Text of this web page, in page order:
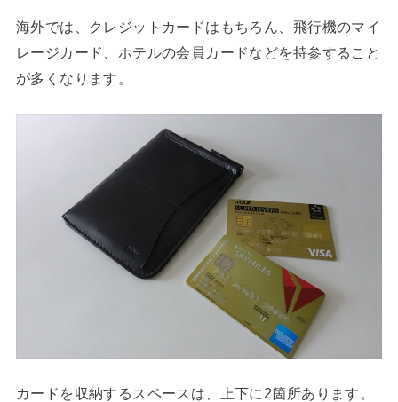
海外では、クレジットカードはもちろん、飛行機のマイ
レージカード、ホテルの会員カードなどを持参すること
が多くなります。
カードを収納するスペースは、上下に2箇所あります。